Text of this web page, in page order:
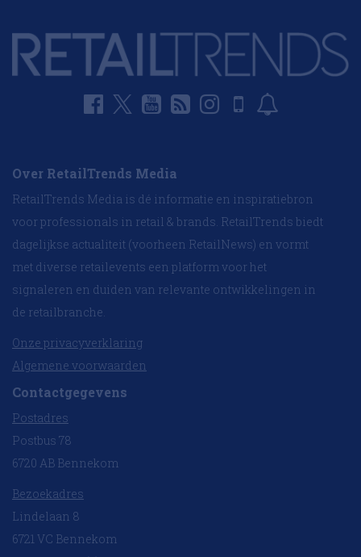
Over RetailTrends Media
RetailTrends Media is dé informatie en inspiratiebron
voor professionals in retail & brands. RetailTrends biedt
dagelijkse actualiteit (voorheen RetailNews) en vormt
met diverse retailevents een platform voor het
signaleren en duiden van relevante ontwikkelingen in
de retailbranche.
Onze privacyverklaring
Algemene voorwaarden
Contactgegevens
Postadres
Postbus 78
6720 AB Bennekom
Bezoekadres
Lindelaan 8
6721 VC Bennekom